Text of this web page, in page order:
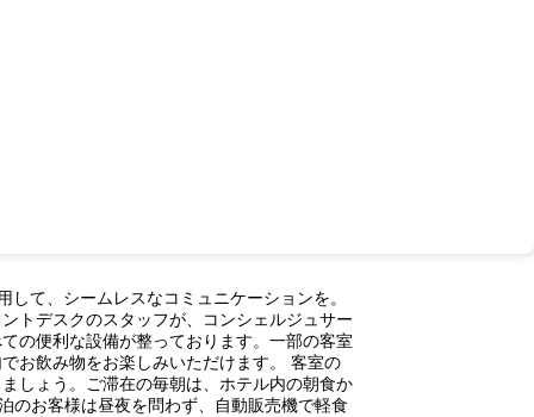
て、シームレスなコミュニケーションを。
トデスクのスタッフが、コンシェルジュサー
の便利な設備が整っております。一部の客室
お飲み物をお楽しみいただけます。 客室の
しょう。ご滞在の毎朝は、ホテル内の朝食か
のお客様は昼夜を問わず、自動販売機で軽食